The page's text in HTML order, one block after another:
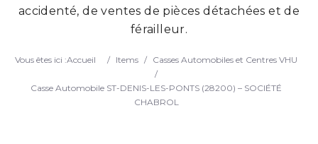
Search
accidenté, de ventes de pièces détachées et de
férailleur.
Vous êtes ici :Accueil / Items / Casses Automobiles et Centres VHU
/
Casse Automobile ST-DENIS-LES-PONTS (28200) – SOCIÉTÉ
CHABROL